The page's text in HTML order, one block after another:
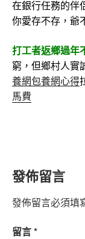
在銀行任務的伴
你愛存不存，爺
打工者返鄉過年
窮，但鄉村人實
養網包養網心得
馬費
發佈留言
發佈留言必須填
留言*